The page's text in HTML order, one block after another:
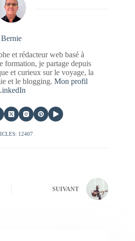
Bernie
et rédacteur web basé à
formation, je partage depuis
et curieux sur le voyage, la
et le blogging. Mon profil
12407
SUIVANT